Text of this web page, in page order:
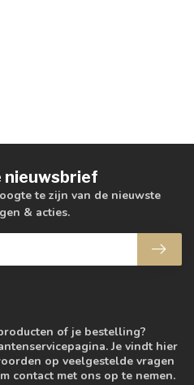
of je bestelling?
Je vindt hier
op veelgestelde vragen
contact met ons op te nemen.
nieuwsbrief
te zijn van de nieuwste
& acties.